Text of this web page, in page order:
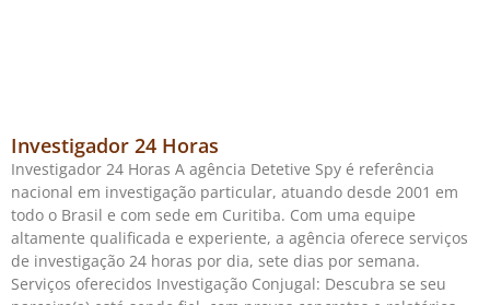
Investigador 24 Horas
Investigador 24 Horas A agência Detetive Spy é referência
nacional em investigação particular, atuando desde 2001 em
todo o Brasil e com sede em Curitiba. Com uma equipe
altamente qualificada e experiente, a agência oferece serviços
de investigação 24 horas por dia, sete dias por semana.
Serviços oferecidos Investigação Conjugal: Descubra se seu